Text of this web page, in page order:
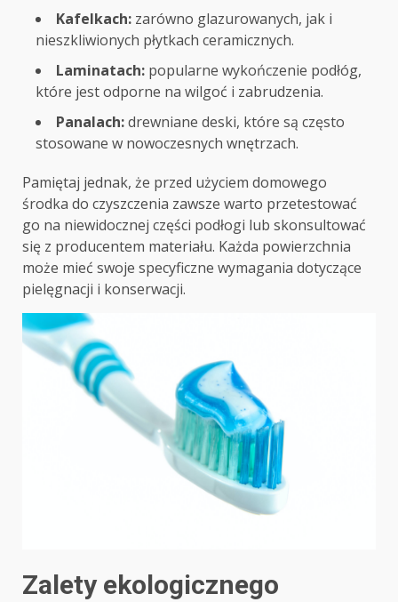
Kafelkach: zarówno glazurowanych, jak i
nieszkliwionych płytkach ceramicznych.
Laminatach: popularne wykończenie podłóg,
które jest odporne na wilgoć i zabrudzenia.
Panalach:drewniane deski, które są często
stosowane w nowoczesnych wnętrzach.
Pamiętaj jednak, że przed użyciem domowego
środka do czyszczenia zawsze warto przetestować
go na niewidocznej części podłogi lub skonsultować
się z producentem materiału. Każda powierzchnia
może mieć swoje specyficzne wymagania dotyczące
pielęgnacji i konserwacji.
Zalety ekologicznego